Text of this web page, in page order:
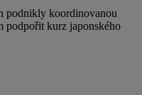
podnikly koordinovanou
podpořit kurz japonského